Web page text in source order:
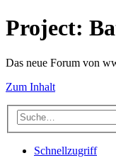
Project:
Das neue Forum von
Zum Inhalt
Schnellzugriff